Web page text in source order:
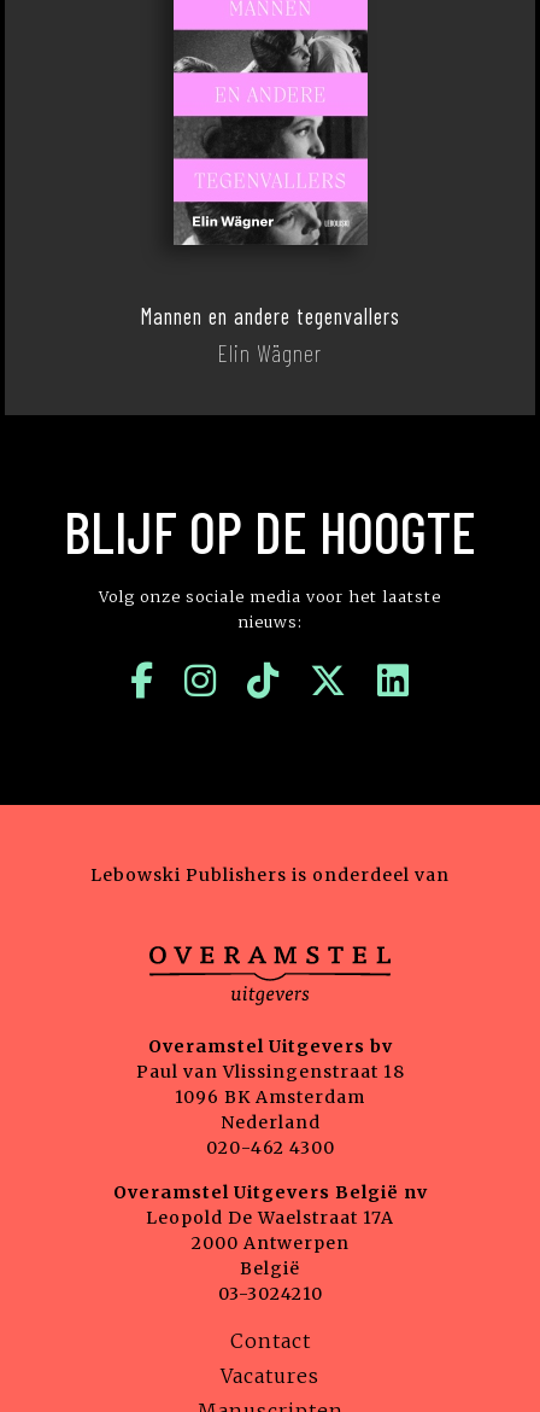
Mannen en andere tegenvallers
Elin Wägner
BLIJF OP DE HOOGTE
Volg onze sociale media voor het laatste
nieuws:
Lebowski Publishers is onderdeel van
Overamstel Uitgevers bv
Paul van Vlissingenstraat 18
1096 BK Amsterdam
Nederland
020-462 4300
Overamstel Uitgevers België nv
Leopold De Waelstraat 17A
2000 Antwerpen
België
03-3024210
Contact
Vacatures